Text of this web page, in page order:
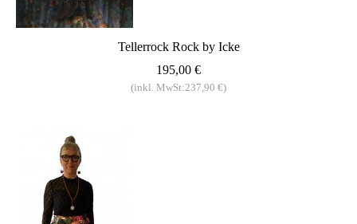
Tellerrock Rock by Icke
195,00 €
(inkl. MwSt:237,90 €)